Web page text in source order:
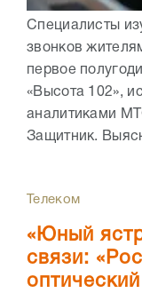
Специалисты
звонков
первое
«Высота 102»,
аналитиками
Защитник.
Телеком
«Юный
связи: